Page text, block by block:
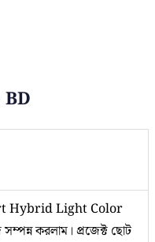
Hybrid Light Color
করলাম। প্রজেক্ট ছোট